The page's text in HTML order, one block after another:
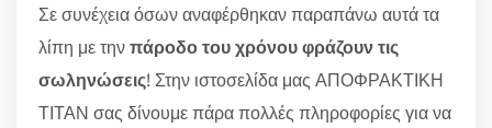
Σε συνέχεια όσων αναφέρθηκαν παραπάνω αυτά τα
λίπη με τηνπάροδο του χρόνου φράζουν τις
σωληνώσεις! Στην ιστοσελίδα μας ΑΠΟΦΡΑΚΤΙΚΗ
ΤΙΤΑΝ σας δίνουμε πάρα πολλές πληροφορίες για να